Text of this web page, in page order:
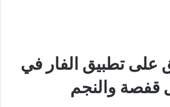
على تطبيق الفار في
قفصة والنجم